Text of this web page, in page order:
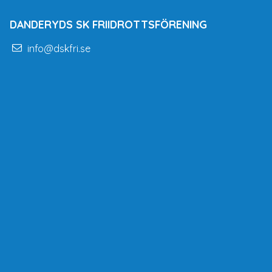
DANDERYDS SK FRIIDROTTSFÖRENING
info@dskfri.se